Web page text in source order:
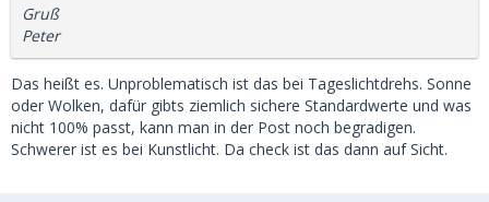
Gruß
Peter
Das heißt es. Unproblematisch ist das bei Tageslichtdrehs. Sonne
oder Wolken, dafür gibts ziemlich sichere Standardwerte und was
nicht 100% passt, kann man in der Post noch begradigen.
Schwerer ist es bei Kunstlicht. Da check ist das dann auf Sicht.